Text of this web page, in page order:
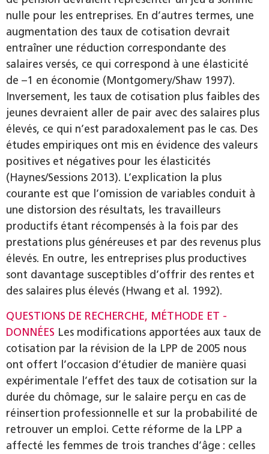
nulle pour les entreprises. En d’autres termes, une
augmentation des taux de cotisation devrait
entraîner une réduction correspondante des
salaires versés, ce qui correspond à une élasticité
de –1 en économie (Montgomery/Shaw 1997).
Inversement, les taux de cotisation plus faibles des
jeunes devraient aller de pair avec des salaires plus
élevés, ce qui n’est paradoxalement pas le cas. Des
études empiriques ont mis en évidence des valeurs
positives et négatives pour les élasticités
(Haynes/Sessions 2013). L’explication la plus
courante est que l’omission de variables conduit à
une distorsion des résultats, les travailleurs
productifs étant récompensés à la fois par des
prestations plus généreuses et par des revenus plus
élevés. En outre, les entreprises plus productives
sont davantage susceptibles d’offrir des rentes et
des salaires plus élevés (Hwang et al. 1992).
QUESTIONS DE RECHERCHE, MÉTHODE ET ­
DONNÉES Les modifications apportées aux taux de
cotisation par la révision de la LPP de 2005 nous
ont offert l’occasion d’étudier de manière quasi
expérimentale l’effet des taux de cotisation sur la
durée du chômage, sur le salaire perçu en cas de
réinsertion professionnelle et sur la probabilité de
retrouver un emploi. Cette réforme de la LPP a
affecté les femmes de trois tranches d’âge : celles